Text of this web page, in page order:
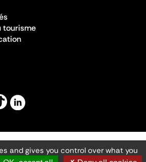
tourisme
Mentions légales
Gestion des cookies
and gives you control over what you